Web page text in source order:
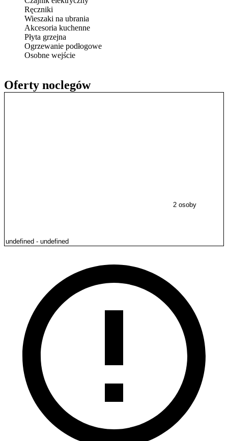
Oferty noclegów
2 osoby
Ręczniki
Wieszaki na ubrania
Akcesoria kuchenne
Płyta grzejna
Ogrzewanie podłogowe
Osobne wejście